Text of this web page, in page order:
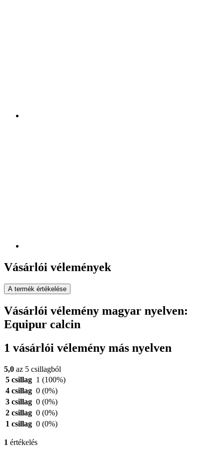
Vásárlói vélemények
A termék értékelése
Vásárlói vélemény magyar nyelven:
Equipur calcin
1 vásárlói vélemény más nyelven
5,0 az 5 csillagból
5 csillag 1 (100%)
4 csillag 0 (0%)
3 csillag 0 (0%)
2 csillag 0 (0%)
1 csillag 0 (0%)
1 értékelés